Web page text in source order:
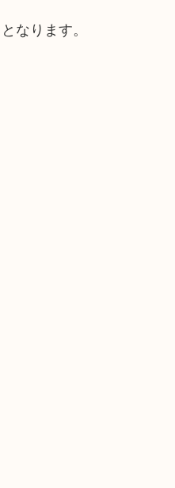
なります。